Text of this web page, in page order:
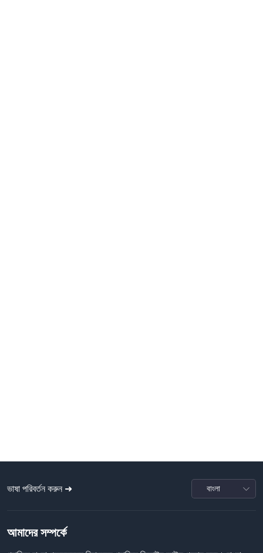
ভাষা পরিবর্তন করুন ➜
আমাদের সম্পর্কে